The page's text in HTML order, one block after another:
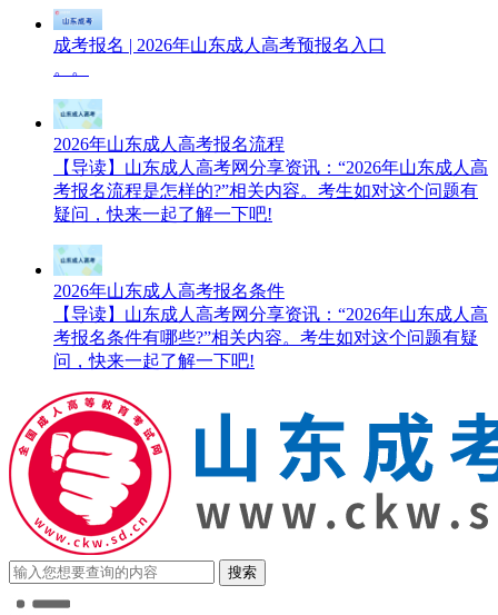
成考报名 | 2026年山东成人高考预报名入口
。。
2026年山东成人高考报名流程
【导读】山东成人高考网分享资讯：“2026年山东成人高
考报名流程是怎样的?”相关内容。考生如对这个问题有
疑问，快来一起了解一下吧!
2026年山东成人高考报名条件
【导读】山东成人高考网分享资讯：“2026年山东成人高
考报名条件有哪些?”相关内容。考生如对这个问题有疑
问，快来一起了解一下吧!